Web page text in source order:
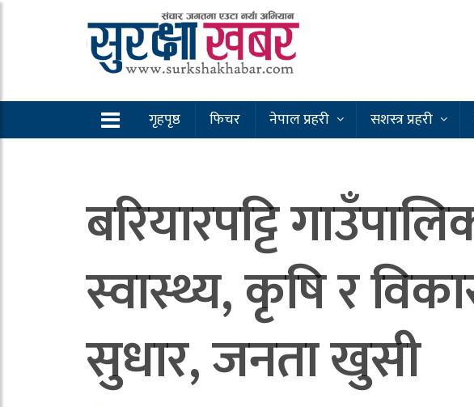
गृहपृष्ठ फिचर नेपाल प्रहरी सशस्त्र प्रहरी
बरियारपट्टि
स्वास्थ्य, कृषि र
सुधार, जनता खुसी